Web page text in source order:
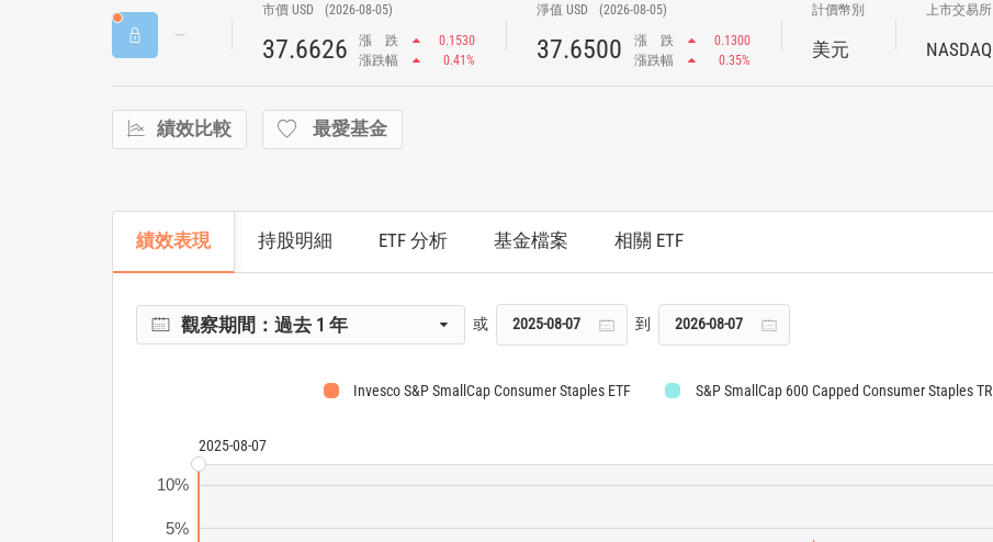
市價 USD (2026-08-05)
37.6626 漲 跌
0.1530
漲跌幅
0.41%
淨值 USD (2026-08-05)
37.6500 漲 跌
0.1300
漲跌幅
0.35%
計價幣別
美元
上市交易所
NASDAQ
績效比較 最愛基金
績效表現 持股明細 ETF 分析 基金檔案 相關 ETF
觀察期間：過去 1 年 或 到
Invesco S&P SmallCap Consumer Staples ETF S&P SmallCap 600 Capped Consumer Staples TR
2025-08-07
5%
10%